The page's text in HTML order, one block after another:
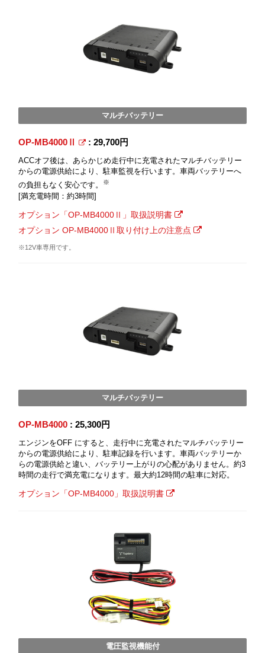
マルチバッテリー
OP-MB4000Ⅱ : 29,700円
ACCオフ後は、あらかじめ走行中に充電されたマルチバッテリー
からの電源供給により、駐車監視を行います。車両バッテリーへ
の負担もなく安心です。
※
[満充電時間：約3時間]
オプション「OP-MB4000Ⅱ」取扱説明書
オプション OP-MB4000Ⅱ取り付け上の注意点
※12V車専用です。
マルチバッテリー
OP-MB4000 : 25,300円
エンジンをOFF にすると、走行中に充電されたマルチバッテリー
からの電源供給により、駐車記録を行います。車両バッテリーか
らの電源供給と違い、バッテリー上がりの心配がありません。約3
時間の走行で満充電になります。最大約12時間の駐車に対応。
オプション「OP-MB4000」取扱説明書
電圧監視機能付